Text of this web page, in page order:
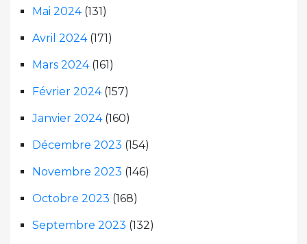
Mai 2024(131)
Avril 2024(171)
Mars 2024(161)
Février 2024(157)
Janvier 2024(160)
Décembre 2023 (154)
Novembre 2023 (146)
Octobre 2023 (168)
Septembre 2023 (132)